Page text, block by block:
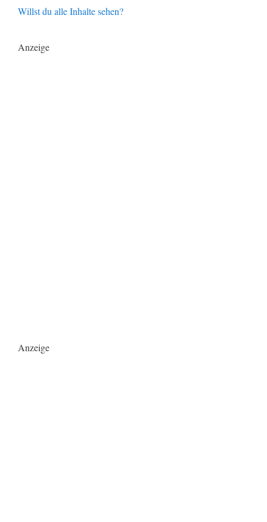
Willst du alle Inhalte sehen?
Anzeige
Anzeige